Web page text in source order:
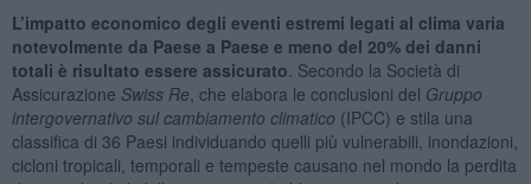
L’impatto economico degli eventi estremi legati al clima varia
notevolmente da Paese a Paese e meno del 20% dei danni
totali è risultato essere assicurato . Secondo la Società di
Assicurazione Swiss Re , che elabora le conclusioni del Gruppo
intergovernativo sul cambiamento climatico (IPCC) e stila una
classifica di 36 Paesi individuando quelli più vulnerabili, inondazioni,
cicloni tropicali, temporali e tempeste causano nel mondo la perdita